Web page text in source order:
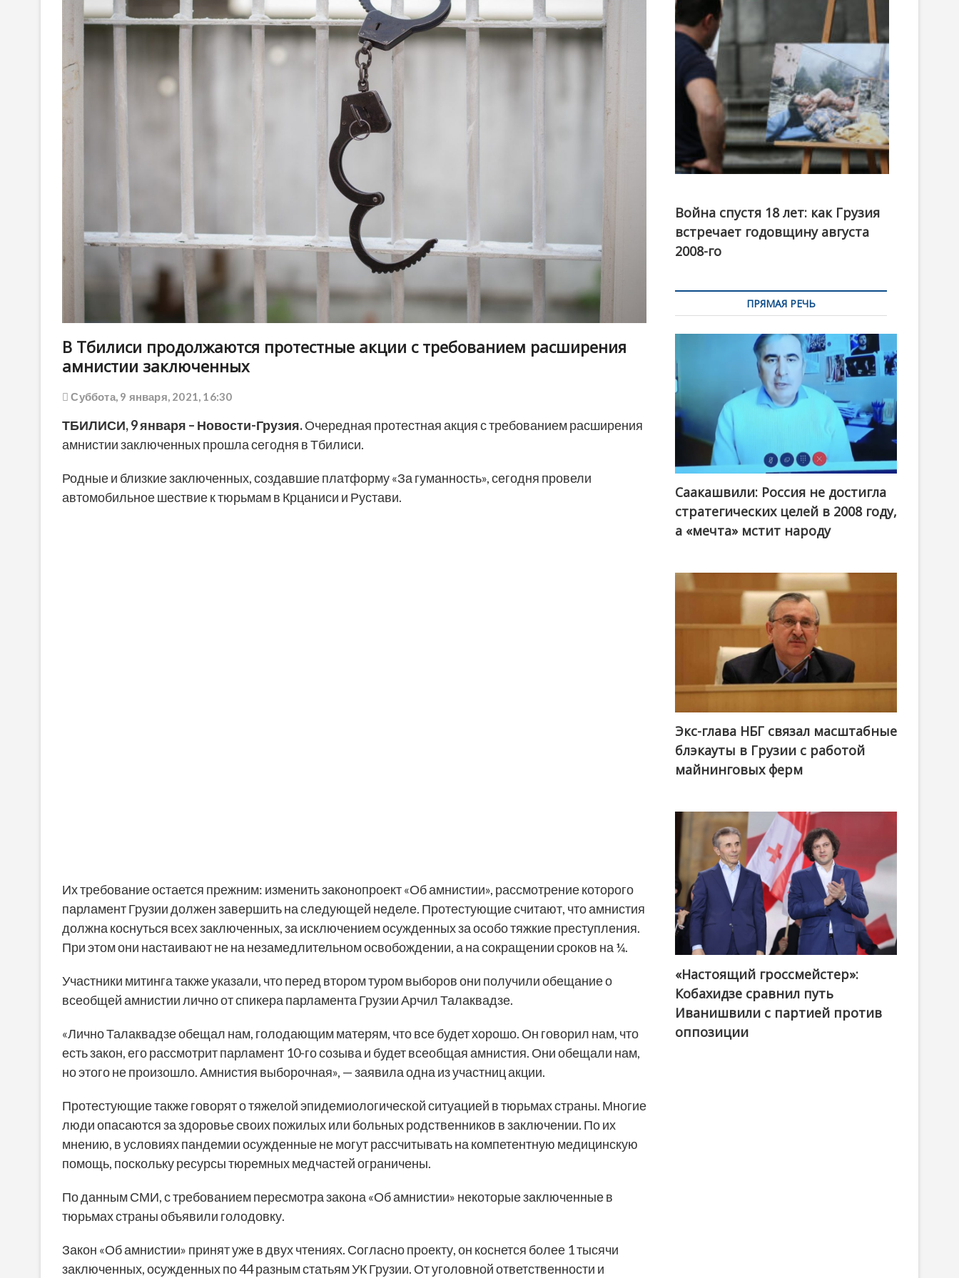
o
n
В Тбилиси продолжаются протестные акции с требованием расширения
амнистии заключенных
Суббота, 9 января, 2021, 16:30
ТБИЛИСИ, 9 января – Новости-Грузия.Очередная протестная акция с требованием расширения
амнистии заключенных прошла сегодня в Тбилиси.
Родные и близкие заключенных, создавшие платформу «За гуманность», сегодня провели
автомобильное шествие к тюрьмам в Крцаниси и Рустави.
Их требование остается прежним: изменить законопроект «Об амнистии», рассмотрение которого
парламент Грузии должен завершить на следующей неделе. Протестующие считают, что амнистия
должна коснуться всех заключенных, за исключением осужденных за особо тяжкие преступления.
При этом они настаивают не на незамедлительном освобождении, а на сокращении сроков на ¼.
Участники митинга также указали, что перед втором туром выборов они получили обещание о
всеобщей амнистии лично от спикера парламента Грузии Арчил Талаквадзе.
«Лично Талаквадзе обещал нам, голодающим матерям, что все будет хорошо. Он говорил нам, что
есть закон, его рассмотрит парламент 10-го созыва и будет всеобщая амнистия. Они обещали нам,
но этого не произошло. Амнистия выборочная», — заявила одна из участниц акции.
Протестующие также говорят о тяжелой эпидемиологической ситуацией в тюрьмах страны. Многие
люди опасаются за здоровье своих пожилых или больных родственников в заключении. По их
мнению, в условиях пандемии осужденные не могут рассчитывать на компетентную медицинскую
помощь, поскольку ресурсы тюремных медчастей ограничены.
По данным СМИ, с требованием пересмотра закона «Об амнистии» некоторые заключенные в
тюрьмах страны объявили голодовку.
Закон «Об амнистии» принят уже в двух чтениях. Согласно проекту, он коснется более 1 тысячи
заключенных, осужденных по 44 разным статьям УК Грузии. От уголовной ответственности и
канал
Война спустя 18 лет: как Грузия
встречает годовщину августа
2008-го
ПРЯМАЯ РЕЧЬ
Саакашвили: Россия не достигла
стратегических целей в 2008 году,
а «мечта» мстит народу
Экс-глава НБГ связал масштабные
блэкауты в Грузии с работой
майнинговых ферм
@ქართული ოცნება / Georgian Dream
«Настоящий гроссмейстер»:
Кобахидзе сравнил путь
Иванишвили с партией против
оппозиции